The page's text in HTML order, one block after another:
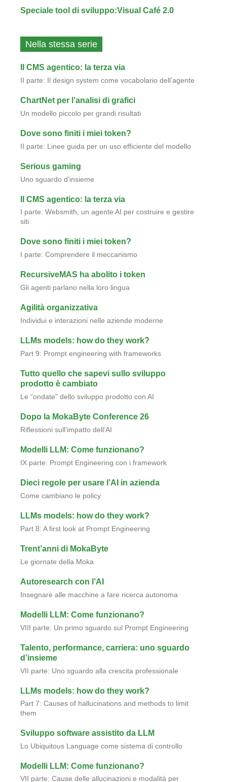
Speciale tool di sviluppo:Visual Café 2.0
Nella stessa serie
Il CMS agentico: la terza via
II parte: Il design system come vocabolario dell’agente
ChartNet per l’analisi di grafici
Un modello piccolo per grandi risultati
Dove sono finiti i miei token?
II parte: Linee guida per un uso efficiente del modello
Serious gaming
Uno sguardo d’insieme
Il CMS agentico: la terza via
I parte: Websmith, un agente AI per costruire e gestire
siti
Dove sono finiti i miei token?
I parte: Comprendere il meccanismo
RecursiveMAS ha abolito i token
Gli agenti parlano nella loro lingua
Agilità organizzativa
Individui e interazioni nelle aziende moderne
LLMs models: how do they work?
Part 9: Prompt engineering with frameworks
Tutto quello che sapevi sullo sviluppo
prodotto è cambiato
Le “ondate” dello sviluppo prodotto con AI
Dopo la MokaByte Conference 26
Riflessioni sull’impatto dell’AI
Modelli LLM: Come funzionano?
IX parte: Prompt Engineering con i framework
Dieci regole per usare l’AI in azienda
Come cambiano le policy
LLMs models: how do they work?
Part 8: A first look at Prompt Engineering
Trent’anni di MokaByte
Le giornate della Moka
Autoresearch con l’AI
Insegnare alle macchine a fare ricerca autonoma
Modelli LLM: Come funzionano?
VIII parte: Un primo sguardo sul Prompt Engineering
Talento, performance, carriera: uno sguardo
d’insieme
VII parte: Uno sguardo alla crescita professionale
LLMs models: how do they work?
Part 7: Causes of hallucinations and methods to limit
them
Sviluppo software assistito da LLM
Lo Ubiquitous Language come sistema di controllo
Modelli LLM: Come funzionano?
VII parte: Cause delle allucinazioni e modalità per